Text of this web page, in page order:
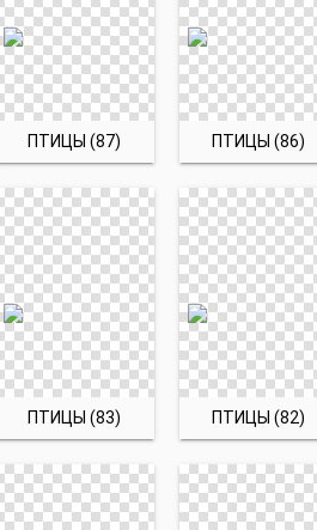
ПТИЦЫ (87) ПТИЦЫ (86)
ПТИЦЫ (83) ПТИЦЫ (82)